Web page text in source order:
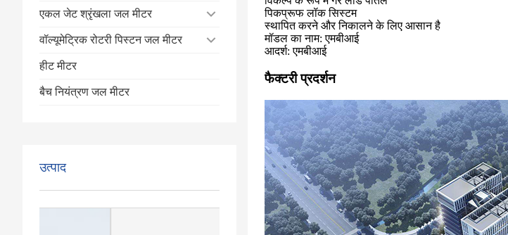
एकल जेट श्रृंखला जल मीटर
वॉल्यूमेट्रिक रोटरी पिस्टन जल मीटर
हीट मीटर
बैच नियंत्रण जल मीटर
उत्पाद
पिकप्रूफ लॉक सिस्टम
स्थापित करने और निकालने के लिए आसान है
मॉडल का नाम: एमबीआई
आदर्श: एमबीआई
फैक्टरी प्रदर्शन